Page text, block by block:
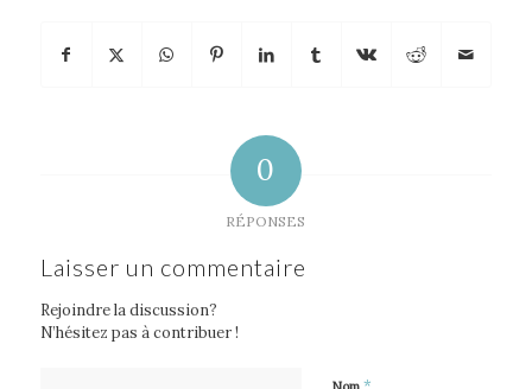
0
RÉPONSES
Laisser un commentaire
Rejoindre la discussion?
N’hésitez pas à contribuer !